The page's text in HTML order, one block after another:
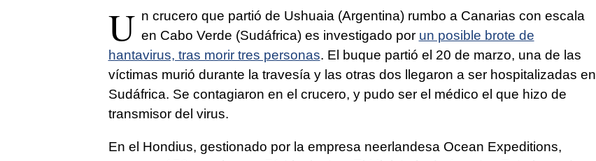
U n crucero que partió de Ushuaia (Argentina) rumbo a Canarias con escala
en Cabo Verde (Sudáfrica) es investigado por un posible brote de
hantavirus, tras morir tres personas. El buque partió el 20 de marzo, una de las
víctimas murió durante la travesía y las otras dos llegaron a ser hospitalizadas en
Sudáfrica. Se contagiaron en el crucero, y pudo ser el médico el que hizo de
transmisor del virus.
En el Hondius, gestionado por la empresa neerlandesa Ocean Expeditions,